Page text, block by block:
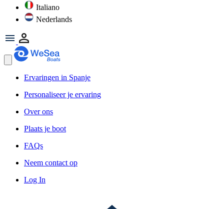
Italiano
Nederlands
Ervaringen in Spanje
Personaliseer je ervaring
Over ons
Plaats je boot
FAQs
Neem contact op
Log In